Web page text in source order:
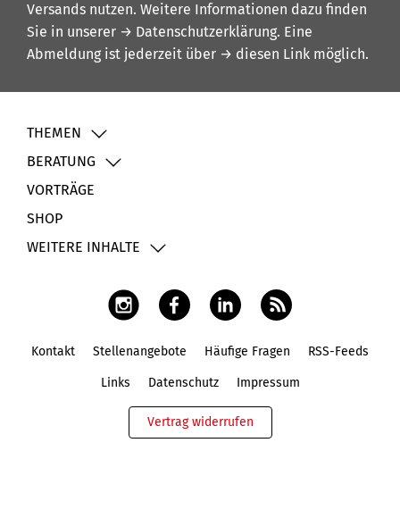
Versands nutzen. Weitere Informationen dazu finden
Sie in unserer → Datenschutzerklärung. Eine
Abmeldung ist jederzeit über → diesen Link möglich.
THEMEN
BERATUNG
VORTRÄGE
SHOP
WEITERE INHALTE
Kontakt Stellenangebote Häufige Fragen RSS-Feeds
Links Datenschutz Impressum
Vertrag widerrufen